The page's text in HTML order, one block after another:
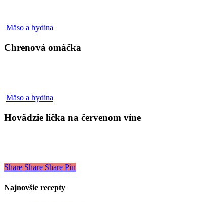
Mäso a hydina
Chrenová omáčka
Mäso a hydina
na
Hovädzie líčka na červenom víne
Share Share Share Pin
Najnovšie recepty